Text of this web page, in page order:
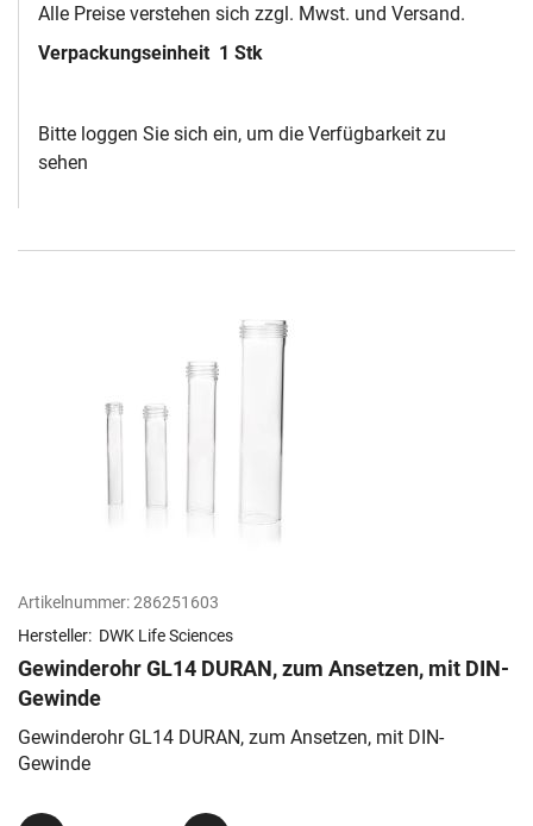
Alle Preise verstehen sich zzgl. Mwst. und Versand.
Verpackungseinheit 1 Stk
Bitte loggen Sie sich ein, um die Verfügbarkeit zu
sehen
Artikelnummer:286251603
Hersteller: DWK Life Sciences
Gewinderohr GL14 DURAN, zum Ansetzen, mit DIN-
Gewinde
Gewinderohr GL14 DURAN, zum Ansetzen, mit DIN-
Gewinde